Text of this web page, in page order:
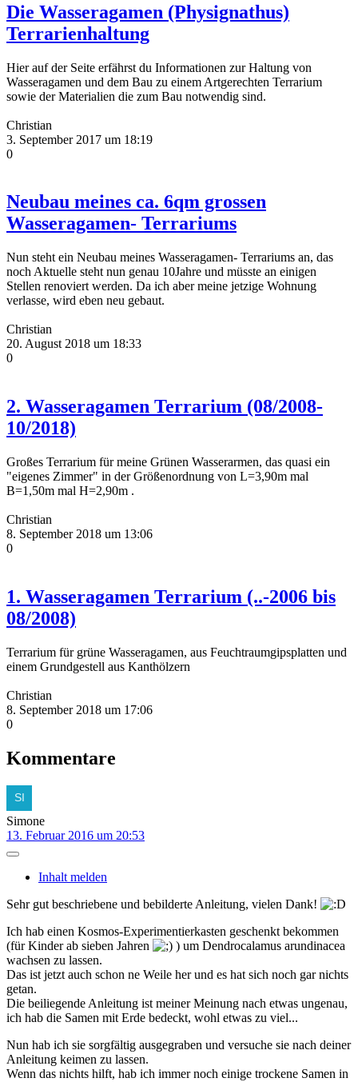
Die Wasseragamen (Physignathus)
Terrarienhaltung
Hier auf der Seite erfährst du Informationen zur Haltung von
Wasseragamen und dem Bau zu einem Artgerechten Terrarium
sowie der Materialien die zum Bau notwendig sind.
Christian
3. September 2017 um 18:19
0
Neubau meines ca. 6qm grossen
Wasseragamen- Terrariums
Nun steht ein Neubau meines Wasseragamen- Terrariums an, das
noch Aktuelle steht nun genau 10Jahre und müsste an einigen
Stellen renoviert werden. Da ich aber meine jetzige Wohnung
verlasse, wird eben neu gebaut.
Christian
20. August 2018 um 18:33
0
2. Wasseragamen Terrarium (08/2008-
10/2018)
Großes Terrarium für meine Grünen Wasserarmen, das quasi ein
"eigenes Zimmer" in der Größenordnung von L=3,90m mal
B=1,50m mal H=2,90m .
Christian
8. September 2018 um 13:06
0
1. Wasseragamen Terrarium (..-2006 bis
08/2008)
Terrarium für grüne Wasseragamen, aus Feuchtraumgipsplatten und
einem Grundgestell aus Kanthölzern
Christian
8. September 2018 um 17:06
0
Kommentare
Simone
13. Februar 2016 um 20:53
Inhalt melden
Sehr gut beschriebene und bebilderte Anleitung, vielen Dank!
Ich hab einen Kosmos-Experimentierkasten geschenkt bekommen
(für Kinder ab sieben Jahren
) um Dendrocalamus arundinacea
wachsen zu lassen.
Das ist jetzt auch schon ne Weile her und es hat sich noch gar nichts
getan.
Die beiliegende Anleitung ist meiner Meinung nach etwas ungenau,
ich hab die Samen mit Erde bedeckt, wohl etwas zu viel...
Nun hab ich sie sorgfältig ausgegraben und versuche sie nach deiner
Anleitung keimen zu lassen.
Wenn das nichts hilft, hab ich immer noch einige trockene Samen in